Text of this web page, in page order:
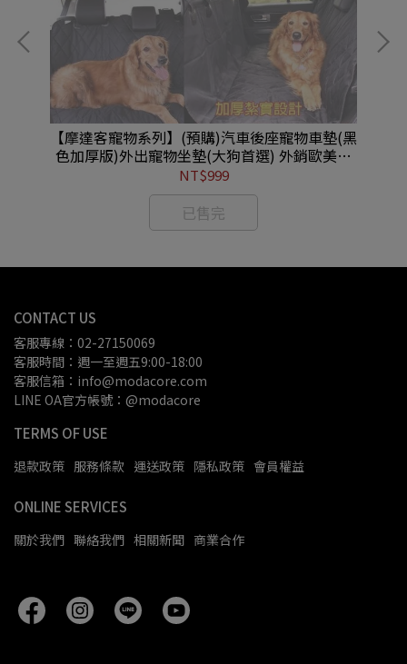
【摩達客寵物系列】(預購)汽車後座寵物車墊(黑
色加厚版)外出寵物坐墊(大狗首選) 外銷歐美防
水防污耐抓 狗墊 黃金拉拉哈士奇狼犬
(YMP81117001a)
NT$999
已售完
CONTACT US
客服專線：02-27150069
客服時間：週一至週五9:00-18:00
客服信箱：info@modacore.com
LINE OA官方帳號：@modacore
TERMS OF USE
退款政策 服務條款 運送政策 隱私政策 會員權益
ONLINE SERVICES
關於我們 聯絡我們 相關新聞 商業合作